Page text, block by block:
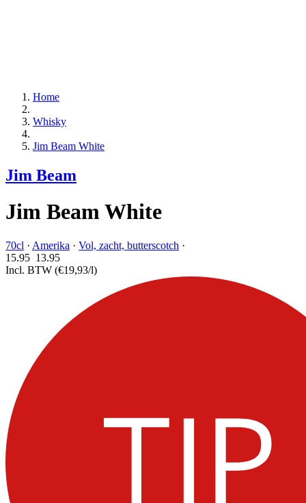
Home
Whisky
Jim Beam White
Jim Beam
Jim Beam White
70cl · Amerika · Vol, zacht, butterscotch ·
15.95 13.95
Incl. BTW (€19,93/l)